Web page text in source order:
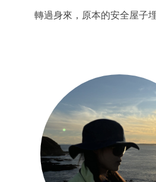
轉過身來，原本的安全屋子